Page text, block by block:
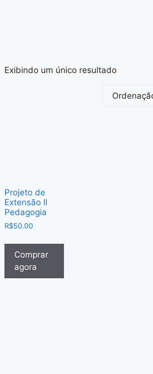
Exibindo um único resultado
Projeto de
Extensão II
Pedagogia
R$50.00
Comprar
agora